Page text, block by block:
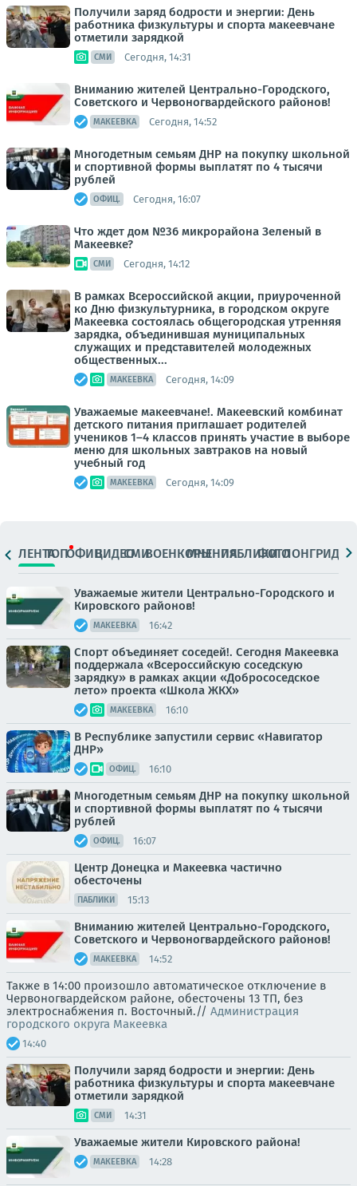
Получили заряд бодрости и энергии: День
работника физкультуры и спорта макеевчане
отметили зарядкой
СМИ Сегодня, 14:31
Вниманию жителей Центрально-Городского,
Советского и Червоногвардейского районов!
МАКЕЕВКА Сегодня, 14:52
Многодетным семьям ДНР на покупку школьной
и спортивной формы выплатят по 4 тысячи
рублей
ОФИЦ. Сегодня, 16:07
Что ждет дом №36 микрорайона Зеленый в
Макеевке?
СМИ Сегодня, 14:12
В рамках Всероссийской акции, приуроченной
ко Дню физкультурника, в городском округе
Макеевка состоялась общегородская утренняя
зарядка, объединившая муниципальных
служащих и представителей молодежных
общественных...
МАКЕЕВКА Сегодня, 14:09
Уважаемые макеевчане!. Макеевский комбинат
детского питания приглашает родителей
учеников 1–4 классов принять участие в выборе
меню для школьных завтраков на новый
учебный год
МАКЕЕВКА Сегодня, 14:09
ЛЕНТАТОПОФИЦ.ВИДЕОСМИВОЕНКОРЫМНЕНИЯПАБЛИКИ
ФОТОЛОНГРИДЫ
Уважаемые жители Центрально-Городского и
Кировского районов!
МАКЕЕВКА 16:42
Спорт объединяет соседей!. Сегодня Макеевка
поддержала «Всероссийскую соседскую
зарядку» в рамках акции «Добрососедское
лето» проекта «Школа ЖКХ»
МАКЕЕВКА 16:10
В Республике запустили сервис «Навигатор
ДНР»
ОФИЦ. 16:10
Многодетным семьям ДНР на покупку школьной
и спортивной формы выплатят по 4 тысячи
рублей
ОФИЦ. 16:07
Центр Донецка и Макеевка частично
обесточены
ПАБЛИКИ 15:13
Вниманию жителей Центрально-Городского,
Советского и Червоногвардейского районов!
МАКЕЕВКА 14:52
Также в 14:00 произошло автоматическое отключение в
Червоногвардейском районе, обесточены 13 ТП, без
электроснабжения п. Восточный.// Администрация
городского округа Макеевка
14:40
Получили заряд бодрости и энергии: День
работника физкультуры и спорта макеевчане
отметили зарядкой
СМИ 14:31
Уважаемые жители Кировского района!
МАКЕЕВКА 14:28